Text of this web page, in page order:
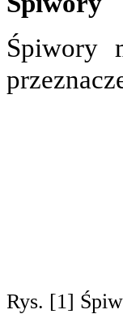
Śpiwory
Rys. [1]